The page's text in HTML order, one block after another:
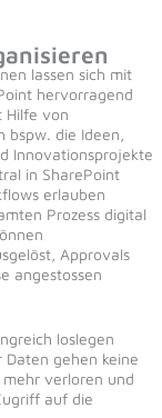
lassen sich mit
hervorragend
Hilfe von
bspw. die Ideen,
Innovationsprojekte
in SharePoint
erlauben
Prozess digital
Approvals
angestossen
loslegen
gehen keine
verloren und
auf die